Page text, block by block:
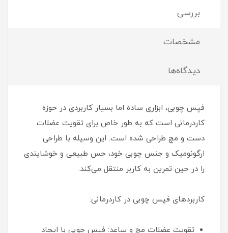
بررسی
مشخصات
دیدگاه‌ها
فپس چوبی، ابزاری ساده اما بسیار کاربردی در حوزه
کاردرمانی است که به طور خاص برای تقویت عضلات
دست و مچ طراحی شده است. این وسیله با طراحی
ارگونومیک و جنس چوبی خود، حس طبیعی و خوشایندی
را در حین تمرین به کاربر منتقل می‌کند.
کاربردهای فپس چوبی در کاردرمانی:
تقویت عضلات مچ و ساعد: فپس چوبی با ایجاد